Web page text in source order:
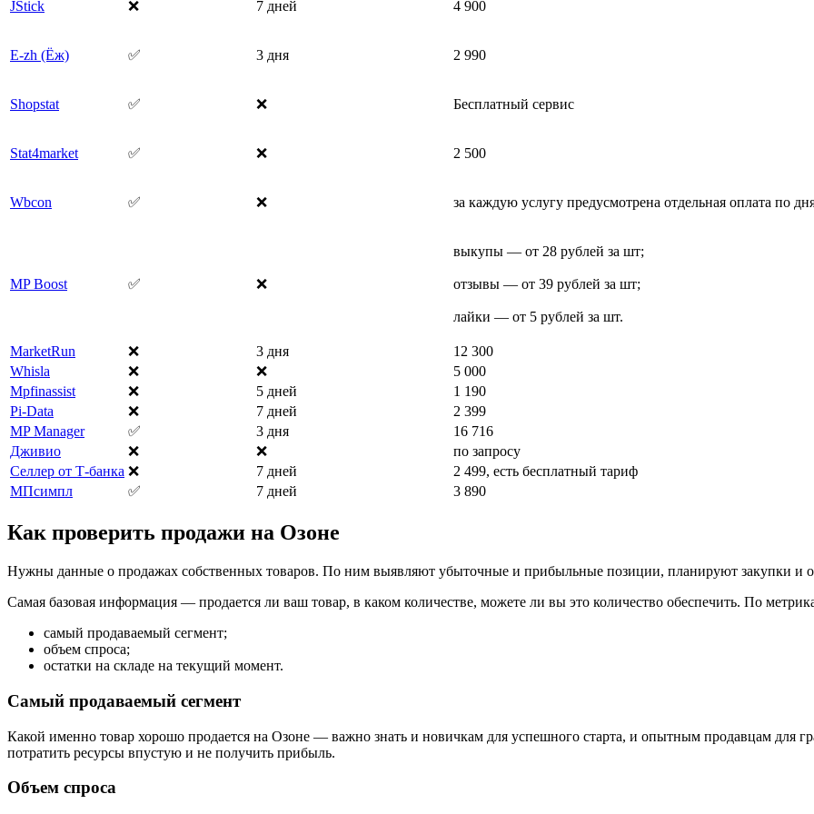
JStick ❌ 7 дней 4 900
E-zh (Ёж) ✅ 3 дня 2 990
Shopstat ✅ ❌ Бесплатный сервис
Stat4market ✅ ❌ 2 500
Wbcon ✅ ❌ за каждую услугу предусмотрена отдельная оплата по
MP Boost ✅ ❌
выкупы — от 28 рублей за шт;
отзывы — от 39 рублей за шт;
лайки — от 5 рублей за шт.
MarketRun ❌ 3 дня
12 300
Whisla
❌ ❌
5 000
Mpfinassist
❌ 5 дней
1 190
Pi-Data
❌ 7 дней
2 399
MP Маnager
✅ 3 дня
16 716
Дживио
❌ ❌
по запросу
Селлер от Т-банка ❌ 7 дней
2 499, есть бесплатный тариф
МПсимпл
✅ 7 дней 3 890
Как проверить продажи на Озоне
Нужны данные о продажах собственных товаров. По ним выявляют убыточные и прибыльные позиции, планируют закупки и
Самая базовая информация — продается ли ваш товар, в каком количестве, можете ли вы это количество обеспечить. По
самый продаваемый сегмент;
объем спроса;
остатки на складе на текущий момент.
Самый продаваемый сегмент
Какой именно товар хорошо продается на Озоне — важно знать и новичкам для успешного старта, и опытным продавцам для
потратить ресурсы впустую и не получить прибыль.
Объем спроса